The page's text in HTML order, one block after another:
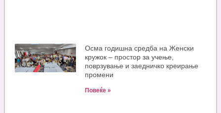
Oсма годишна средба на Женски
кружок – простор за учење,
поврзување и заедничко креирање
промени
Повеќе »